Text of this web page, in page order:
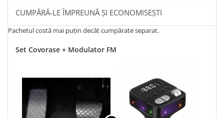
CUMPĂRĂ-LE ÎMPREUNĂ ȘI ECONOMISEȘTI
Pachetul costă mai puțin decât cumpărate separat.
Set Covorase + Modulator FM